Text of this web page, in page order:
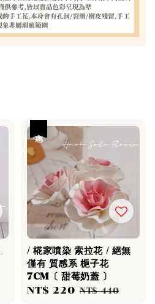
/ 椛家噴染 索拉花 / 絕無
僅有 質感系 梔子花
7CM〔 甜莓奶蓋 〕
Sale
NT$ 220 Regular
NT$ 440